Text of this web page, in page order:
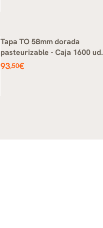
Tapa TO 58mm dorada
pasteurizable - Caja 1600 ud.
Precio
93,50€